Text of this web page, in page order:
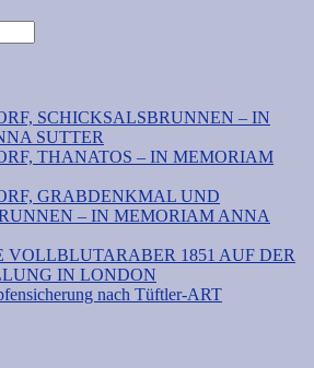
SCHICKSALSBRUNNEN – IN
SUTTER
THANATOS – IN MEMORIAM
GRABDENKMAL UND
– IN MEMORIAM ANNA
VOLLBLUTARABER 1851 AUF DER
IN LONDON
nach Tüftler-ART